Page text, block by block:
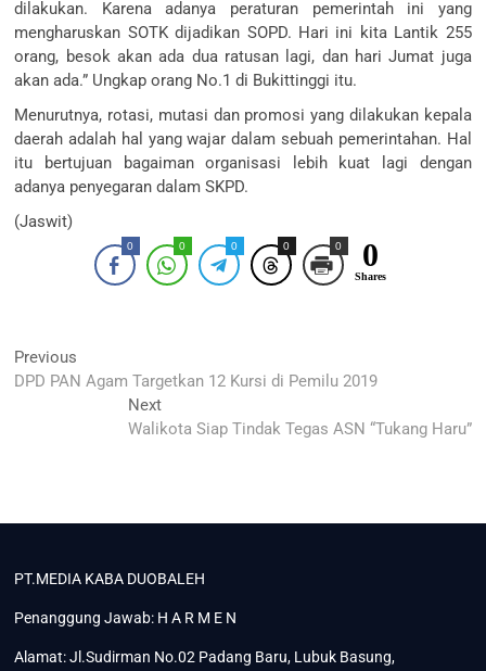
dilakukan. Karena adanya peraturan pemerintah ini yang
mengharuskan SOTK dijadikan SOPD. Hari ini kita Lantik 255
orang, besok akan ada dua ratusan lagi, dan hari Jumat juga
akan ada.” Ungkap orang No.1 di Bukittinggi itu.
Menurutnya, rotasi, mutasi dan promosi yang dilakukan kepala
daerah adalah hal yang wajar dalam sebuah pemerintahan. Hal
itu bertujuan bagaiman organisasi lebih kuat lagi dengan
adanya penyegaran dalam SKPD.
(Jaswit)
0 0 0 0 0 0
Shares
Navigasi
pos
Previous
post:
DPD PAN Agam Targetkan 12 Kursi di Pemilu 2019
NextNext
post:
Walikota Siap Tindak Tegas ASN “Tukang Haru”
PT.MEDIA KABA DUOBALEH
Penanggung Jawab: H A R M E N
Alamat: Jl.Sudirman No.02 Padang Baru, Lubuk Basung,